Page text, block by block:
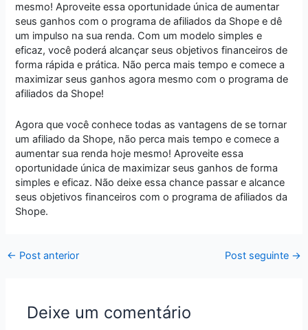
mesmo! Aproveite essa oportunidade única de aumentar
seus ganhos com o programa de afiliados da Shope e dê
um impulso na sua renda. Com um modelo simples e
eficaz, você poderá alcançar seus objetivos financeiros de
forma rápida e prática. Não perca mais tempo e comece a
maximizar seus ganhos agora mesmo com o programa de
afiliados da Shope!
Agora que você conhece todas as vantagens de se tornar
um afiliado da Shope, não perca mais tempo e comece a
aumentar sua renda hoje mesmo! Aproveite essa
oportunidade única de maximizar seus ganhos de forma
simples e eficaz. Não deixe essa chance passar e alcance
seus objetivos financeiros com o programa de afiliados da
Shope.
← Post anterior Post seguinte →
Deixe um comentário